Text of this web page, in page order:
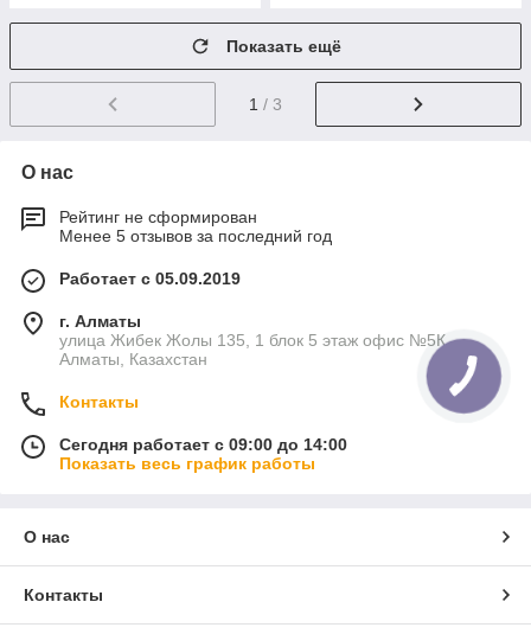
Показать ещё
1 / 3
О нас
Рейтинг не сформирован
Менее 5 отзывов за последний год
Работает с 05.09.2019
г. Алматы
улица Жибек Жолы 135, 1 блок 5 этаж офис №5К,
Алматы, Казахстан
Контакты
Сегодня работает с 09:00 до 14:00
Показать весь график работы
О нас
Контакты